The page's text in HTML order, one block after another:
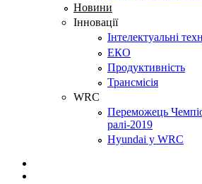
Новини
Інновації
Інтелектуальні
ЕКО
Продуктивність
Трансмісія
WRC
Переможець
ралі-2019
Hyundai у WRC